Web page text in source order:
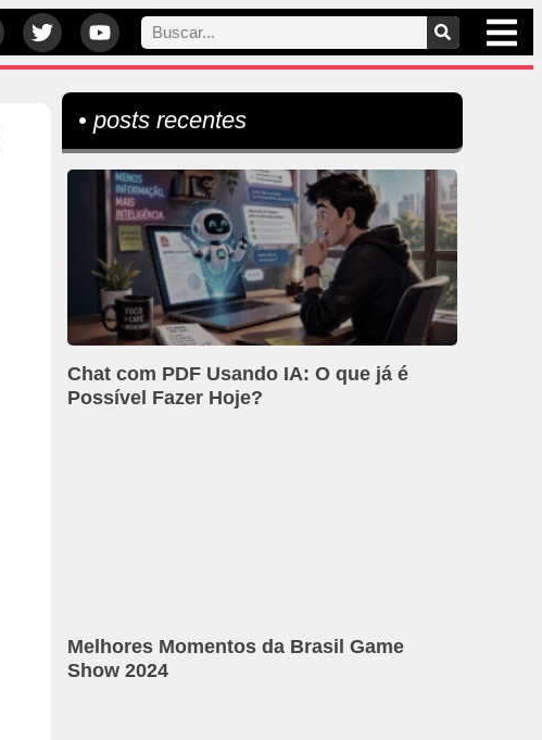
• posts recentes
Chat com PDF Usando IA: O que já é
Possível Fazer Hoje?
Melhores Momentos da Brasil Game
Show 2024